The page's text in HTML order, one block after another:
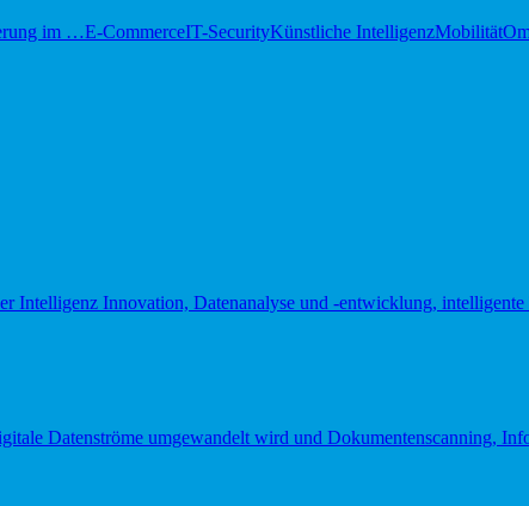
im …E-CommerceIT-SecurityKünstliche IntelligenzMobilität